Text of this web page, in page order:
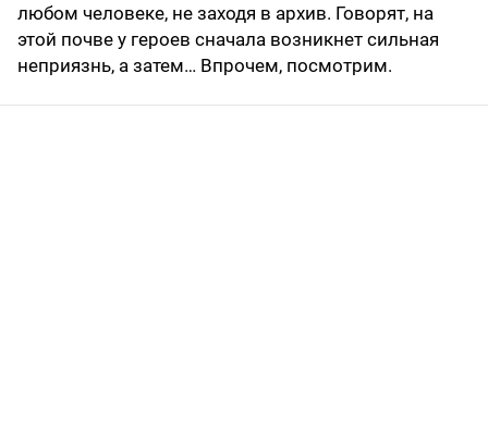
любом человеке, не заходя в архив. Говорят, на
этой почве у героев сначала возникнет сильная
неприязнь, а затем… Впрочем, посмотрим.